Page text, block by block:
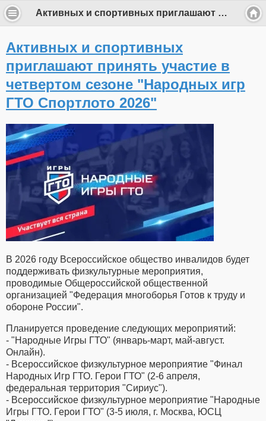
Активных и спортивных приглашают принять участие в четвертом сезоне "Народных игр ГТО Спортлото 2026"
Активных и спортивных
приглашают принять участие в
четвертом сезоне "Народных игр
ГТО Спортлото 2026"
В 2026 году Всероссийское общество инвалидов будет
поддерживать физкультурные мероприятия,
проводимые Общероссийской общественной
организацией "Федерация многоборья Готов к труду и
обороне России".
Планируется проведение следующих мероприятий:
- "Народные Игры ГТО" (январь-март, май-август.
Онлайн).
- Всероссийское физкультурное мероприятие "Финал
Народных Игр ГТО. Герои ГТО" (2-6 апреля,
федеральная территория "Сириус").
- Всероссийское физкультурное мероприятие "Народные
Игры ГТО. Герои ГТО" (3-5 июля, г. Москва, ЮСЦ